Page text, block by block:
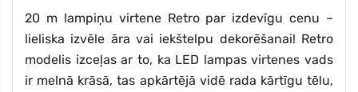
20 m lampiņu virtene Retro par izdevīgu cenu –
lieliska izvēle āra vai iekštelpu dekorēšanai! Retro
modelis izceļas ar to, ka LED lampas virtenes vads
ir melnā krāsā, tas apkārtējā vidē rada kārtīgu tēlu,